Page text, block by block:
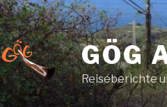
GÖG
Reiseberichte